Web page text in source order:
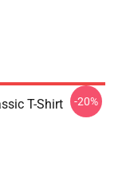
T-Shirt -20%